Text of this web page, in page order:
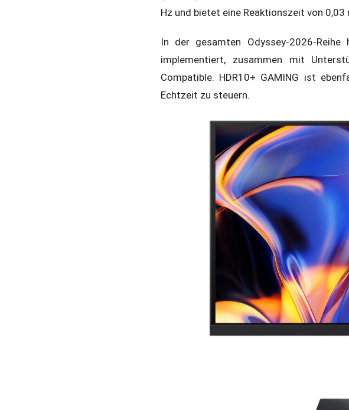
Hz und bietet eine Reaktionszeit von 0,03
In der gesamten Odyssey-2026-
implementiert, zusammen mit
Compatible. HDR10+ GAMING ist
Echtzeit zu steuern.